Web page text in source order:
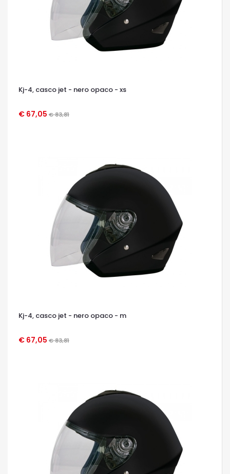
Kj-4, casco jet - nero opaco - xs
€ 67,05 € 83,81
OCCHIATA VELOCE
Kj-4, casco jet - nero opaco - m
€ 67,05 € 83,81
OCCHIATA VELOCE